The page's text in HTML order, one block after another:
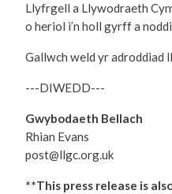
Llyfrgell a Llywodraeth
o heriol i’n holl gyrff a
Gallwch weld yr adroddiad
---DIWEDD---
Gwybodaeth Bellach
Rhian Evans
post@llgc.org.uk
**This press release is